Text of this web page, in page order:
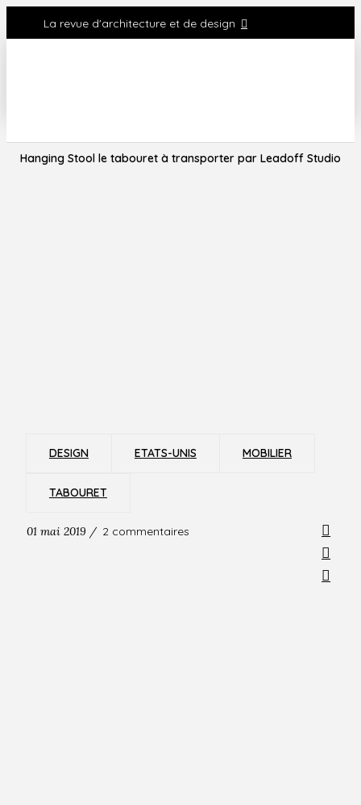
La revue d'architecture et de design
Hanging Stool le tabouret à transporter par Leadoff Studio
DESIGN ETATS-UNIS MOBILIER
TABOURET
01 mai 2019 / 2 commentaires